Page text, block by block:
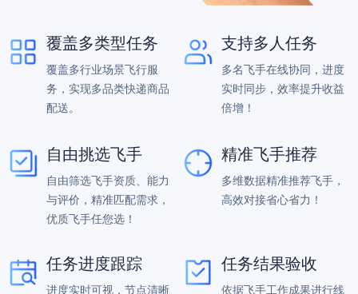
覆盖多类型任务
覆盖多行业场景飞行服
务，实现多品类快递商品
配送。
支持多人任务
多名飞手在线协同，进度
实时同步，效率提升收益
倍增！
任务进度跟踪
进度实时可视，节点清晰
自由挑选飞手
自由筛选飞手资质、能力
与评价，精准匹配需求，
优质飞手任您选！
精准飞手推荐
多维数据精准推荐飞手，
高效对接省心省力！
任务结果验收
依据飞手工作成果进行线